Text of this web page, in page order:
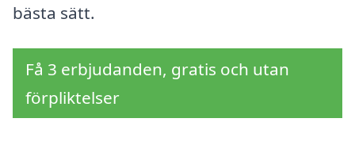
bästa sätt.
Få 3 erbjudanden, gratis och utan
förpliktelser